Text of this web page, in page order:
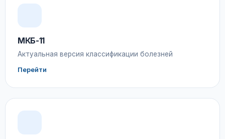
МКБ-11
Актуальная версия классификации болезней
Перейти